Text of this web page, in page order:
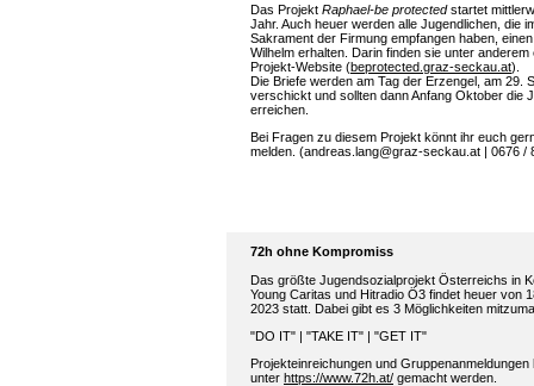
Das Projekt Raphael-be protectedstartet
Jahr. Auch heuer werden alle Jugendlichen, die
Sakrament der Firmung empfangen haben,
Wilhelm erhalten. Darin finden sie unter anderem
Projekt-Website (beprotected.graz-seckau.at).
Die Briefe werden am Tag der Erzengel, am 29.
verschickt und sollten dann Anfang Oktober die
erreichen.
Bei Fragen zu diesem Projekt könnt ihr euch
melden. (andreas.lang@graz-seckau.at | 0676 /
72h ohne Kompromiss
Das größte Jugendsozialprojekt Österreichs in
Young Caritas und Hitradio Ö3 findet heuer von
2023 statt. Dabei gibt es 3 Möglichkeiten
"DO IT" | "TAKE IT" | "GET IT"
Projekteinreichungen und Gruppenanmeldungen
unter https://www.72h.at/ gemacht werden.